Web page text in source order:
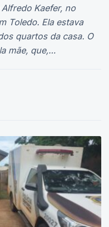
Kaefer, no
Toledo. Ela estava
quartos da casa. O
mãe, que,...